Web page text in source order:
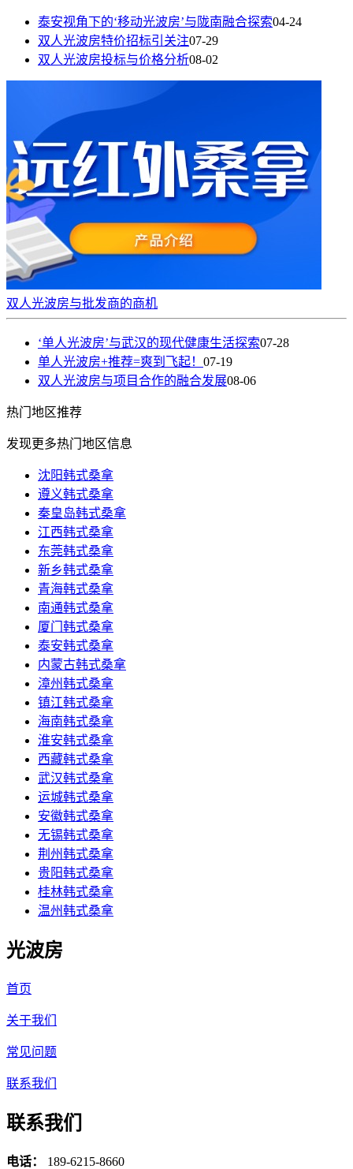
泰安视角下的‘移动光波房’与陇南融合探索04-24
双人光波房特价招标引关注07-29
双人光波房投标与价格分析08-02
双人光波房与批发商的商机
‘单人光波房’与武汉的现代健康生活探索07-28
单人光波房+推荐=爽到飞起！ 07-19
双人光波房与项目合作的融合发展08-06
热门 地区推荐
发现更多热门地区信息
沈阳韩式桑拿
遵义韩式桑拿
秦皇岛韩式桑拿
江西韩式桑拿
东莞韩式桑拿
新乡韩式桑拿
青海韩式桑拿
南通韩式桑拿
厦门韩式桑拿
泰安韩式桑拿
内蒙古韩式桑拿
漳州韩式桑拿
镇江韩式桑拿
海南韩式桑拿
淮安韩式桑拿
西藏韩式桑拿
武汉韩式桑拿
运城韩式桑拿
安徽韩式桑拿
无锡韩式桑拿
荆州韩式桑拿
贵阳韩式桑拿
桂林韩式桑拿
温州韩式桑拿
光波房
首页
关于我们
常见问题
联系我们
联系我们
电话： 189-6215-8660